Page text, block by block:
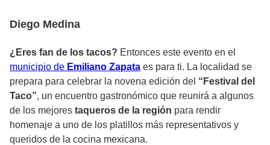
Diego Medina
¿Eres fan de los tacos? Entonces este evento en el
municipio de Emiliano Zapata es para ti. La localidad se
prepara para celebrar la novena edición del “Festival del
Taco”, un encuentro gastronómico que reunirá a algunos
de los mejores taqueros de la región para rendir
homenaje a uno de los platillos más representativos y
queridos de la cocina mexicana.